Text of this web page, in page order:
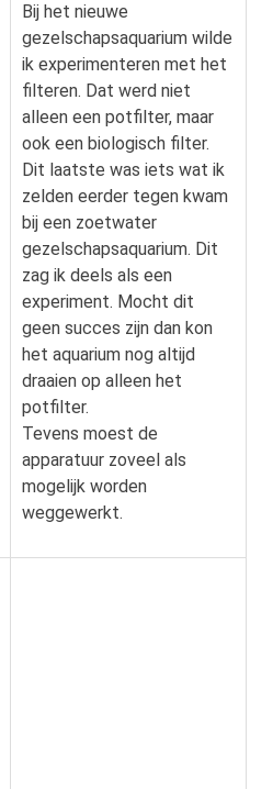
Bij het nieuwe
gezelschapsaquarium wilde
ik experimenteren met het
filteren. Dat werd niet
alleen een potfilter, maar
ook een biologisch filter.
Dit laatste was iets wat ik
zelden eerder tegen kwam
bij een zoetwater
gezelschapsaquarium. Dit
zag ik deels als een
experiment. Mocht dit
geen succes zijn dan kon
het aquarium nog altijd
draaien op alleen het
potfilter.
Tevens moest de
apparatuur zoveel als
mogelijk worden
weggewerkt.